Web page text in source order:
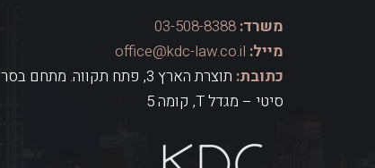
משרד: 03-508-8388
מייל: office@kdc-law.co.il
כתובת:
תוצרת הארץ 3, פתח תקווה. מתחם בסר
סיטי – מגדל T, קומה 5